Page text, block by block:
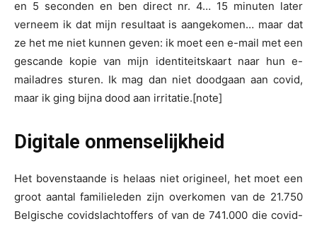
en 5 seconden en ben direct nr. 4… 15 minuten later
verneem ik dat mijn resultaat is aangekomen… maar dat
ze het me niet kunnen geven: ik moet een e-mail met een
gescande kopie van mijn identiteitskaart naar hun e-
mailadres sturen. Ik mag dan niet doodgaan aan covid,
maar ik ging bijna dood aan irritatie.[note]
Digitale onmenselijkheid
Het bovenstaande is helaas niet origineel, het moet een
groot aantal familieleden zijn overkomen van de 21.750
Belgische covidslachtoffers of van de 741.000 die covid-